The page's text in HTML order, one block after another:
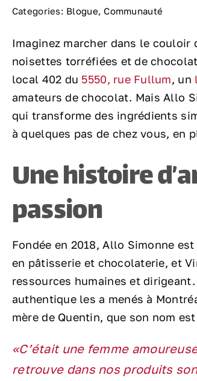
Categories: Blogue, Communauté
Imaginez marcher dans le
noisettes torréfiées et de
local 402 du 5550, rue Fullum, un
amateurs de chocolat. Mais Allo
qui transforme des ingrédients
à quelques pas de chez vous, en
Une histoire
passion
Fondée en 2018, Allo Simonne
en pâtisserie et chocolaterie, et
ressources humaines et
authentique les a menés à
mère de Quentin, que son nom
«C’était une femme
retrouve dans nos produits